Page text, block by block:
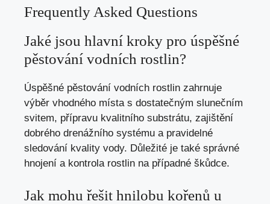
Frequently Asked Questions
Jaké jsou hlavní kroky pro úspěšné
pěstování vodních rostlin?
Úspěšné pěstování vodních rostlin zahrnuje
výběr vhodného místa s dostatečným slunečním
svitem, přípravu kvalitního substrátu, zajištění
dobrého drenážního systému a pravidelné
sledování kvality vody. Důležité je také správné
hnojení a kontrola rostlin na případné škůdce.
Jak mohu řešit hnilobu kořenů u